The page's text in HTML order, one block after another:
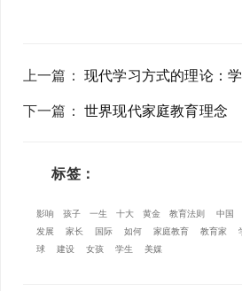
上一篇 ：现代学习方式的理论：
下一篇 ：世界现代家庭教育理念
标签：
影响 孩子 一生 十大 黄金 教育法则 中国
发展
家长 国际 如何 家庭教育 教育家
球
建设 女孩 学生 美媒